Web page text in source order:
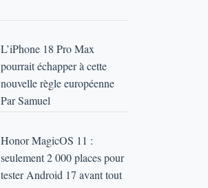
L’iPhone 18 Pro Max
pourrait échapper à cette
nouvelle règle européenne
Par Samuel
Honor MagicOS 11 :
seulement 2 000 places pour
tester Android 17 avant tout